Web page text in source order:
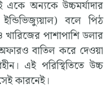
অন্যকে উচ্চমর্যাদার
ইন্ডিভিজ্যুয়াল) বলে পিঠ
পাশাপাশি ডলার
বাতিল করে দেওয়া
এই পরিস্থিতিতে উচ্চ
কারনেই।